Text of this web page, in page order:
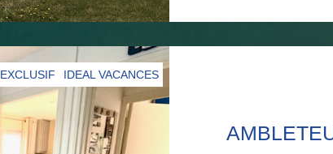
EXCLUSIF IDEAL VACANCES